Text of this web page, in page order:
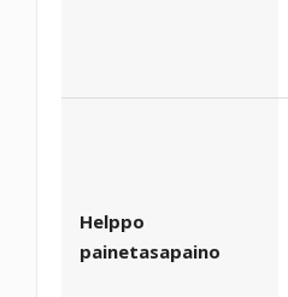
Helppo
painetasapaino